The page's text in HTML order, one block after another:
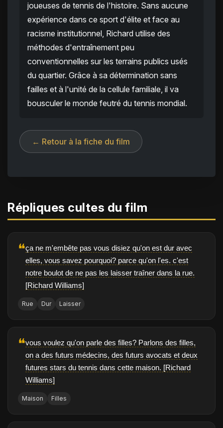
joueuses de tennis de l'histoire. Sans aucune
expérience dans ce sport d'élite et face au
racisme institutionnel, Richard utilise des
méthodes d'entraînement peu
conventionnelles sur les terrains publics usés
du quartier. Grâce à sa détermination sans
failles et à l'unité de la cellule familiale, il va
bousculer le monde feutré du tennis mondial.
← Retour à la fiche du film
Répliques cultes du film
❝ça ne m'embête pas vous disiez qu'on est dur avec
elles, vous savez pourquoi? parce qu'on l'es. c'est
notre boulot de ne pas les laisser traîner dans la rue.
[Richard Williams]
Rue Dur Laisser
❝vous voulez qu'on parle des filles? Parlons des filles,
on a des futurs médecins, des futurs avocats et deux
futures stars du tennis dans cette maison. [Richard
Williams]
Maison Filles